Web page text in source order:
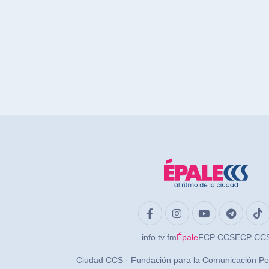
.info.tv.fmÉpaleFCP CCSECP
Ciudad CCS · Fundación para la Comunicación